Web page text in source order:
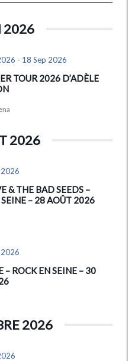
2026
- 18 Sep 2026
TOUR 2026 D’ADÈLE
2026
& THE BAD SEEDS –
SEINE – 28 AOÛT 2026
– ROCK EN SEINE – 30
2026